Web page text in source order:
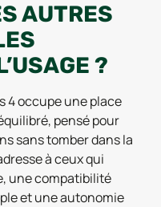
AUTRES
?
4 occupe une place
pensé pour
sans tomber dans la
à ceux qui
une compatibilité
et une autonomie